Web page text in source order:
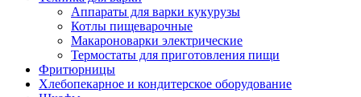
Аппараты для варки кукурузы
Котлы пищеварочные
Макароноварки электрические
Термостаты для приготовления пищи
Фритюрницы
Хлебопекарное и кондитерское оборудование